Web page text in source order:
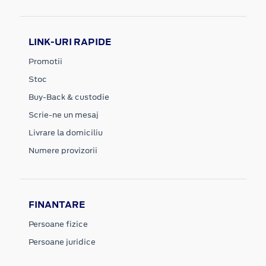
LINK-URI RAPIDE
Promotii
Stoc
Buy-Back & custodie
Scrie-ne un mesaj
Livrare la domiciliu
Numere provizorii
FINANTARE
Persoane fizice
Persoane juridice